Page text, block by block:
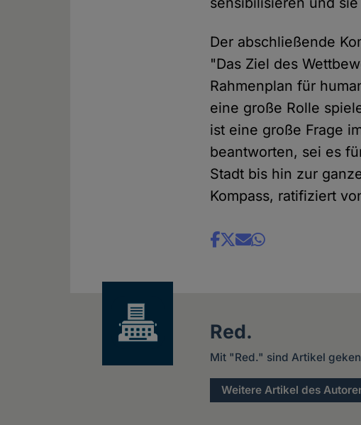
Der abschließende
"Das Ziel des
Rahmenplan für
eine große Rolle
ist eine große Frage
beantworten, sei es
Stadt bis hin zur
Kompass, ratifiziert
Share
Red.
Mit "Red." sind Artikel
Weitere Artikel des